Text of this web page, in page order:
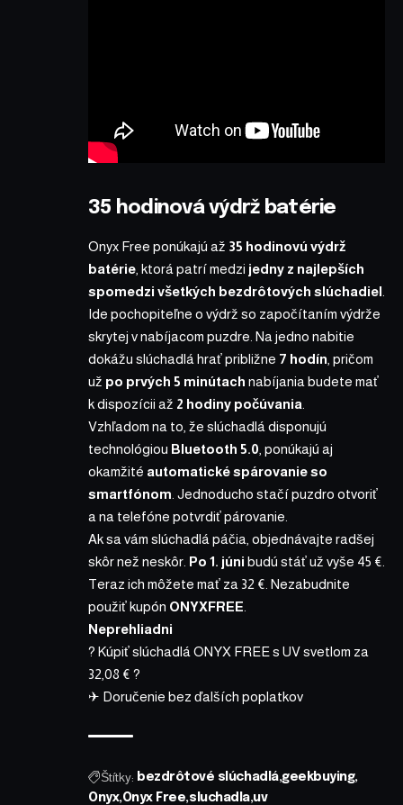
35 hodinová výdrž batérie
Onyx Free ponúkajú až 35 hodinovú výdrž
batérie , ktorá patrí medzi jedny z najlepších
spomedzi všetkých bezdrôtových slúchadiel
Ide pochopiteľne o výdrž so započítaním výdrže
skrytej v nabíjacom puzdre. Na jedno nabitie
dokážu slúchadlá hrať približne 7 hodín , pričom
už po prvých 5 minútach nabíjania budete mať
k dispozícii až 2 hodiny počúvania
Vzhľadom na to, že slúchadlá disponujú
technológiou Bluetooth 5.0 , ponúkajú aj
okamžité automatické spárovanie so
smartfónom . Jednoducho stačí puzdro otvoriť
a na telefóne potvrdiť párovanie.
Ak sa vám slúchadlá páčia, objednávajte radšej
skôr než neskôr. Po 1. júni budú stáť už vyše 45 €.
Teraz ich môžete mať za 32 € . Nezabudnite
použiť kupón ONYXFREE
Neprehliadni
? Kúpiť slúchadlá ONYX FREE s UV svetlom za
32,08 € ?
✈ Doručenie bez ďalších poplatkov
Štítky: bezdrôtové slúchadlá geekbuying
Onyx Onyx Free sluchadla uv